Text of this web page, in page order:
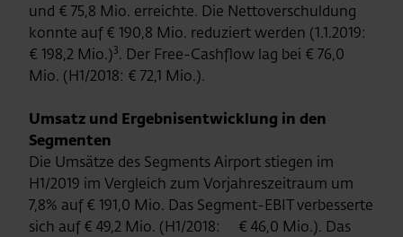
und € 75,8 Mio. erreichte. Die Nettoverschuldung
konnte auf € 190,8 Mio. reduziert werden (1.1.2019:
€ 198,2 Mio.)3. Der Free-Cashflow lag bei € 76,0
Mio. (H1/2018: € 72,1 Mio.).
Umsatz und Ergebnisentwicklung in den
Segmenten
Die Umsätze des Segments Airport stiegen im
H1/2019 im Vergleich zum Vorjahreszeitraum um
7,8% auf € 191,0 Mio. Das Segment-EBIT verbesserte
sich auf € 49,2 Mio. (H1/2018: € 46,0 Mio.). Das